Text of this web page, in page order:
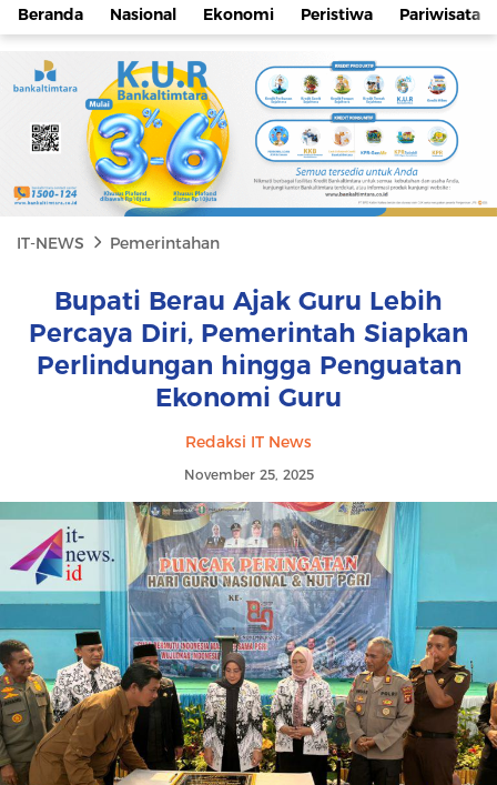
Beranda Nasional Ekonomi Peristiwa Pariwisata
IT-NEWS Pemerintahan
Bupati Berau Ajak Guru Lebih
Percaya Diri, Pemerintah Siapkan
Perlindungan hingga Penguatan
Ekonomi Guru
Redaksi IT News
November 25, 2025